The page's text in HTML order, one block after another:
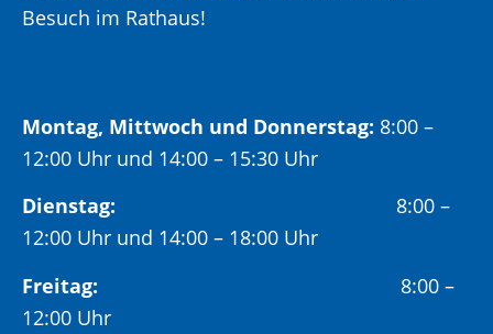
Besuch im Rathaus!
Montag, Mittwoch und Donnerstag: 8:00 –
12:00 Uhr und 14:00 – 15:30 Uhr
Dienstag: 8:00 –
12:00 Uhr und 14:00 – 18:00 Uhr
Freitag:
8:00 –
12:00 Uhr